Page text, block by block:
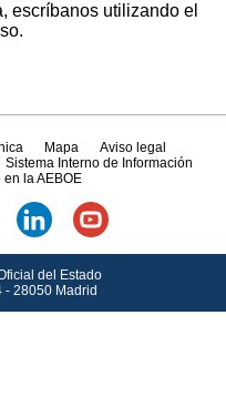
escríbanos utilizando el
Mapa
Aviso legal
Sistema Interno de Información
en la AEBOE
del Estado
28050 Madrid